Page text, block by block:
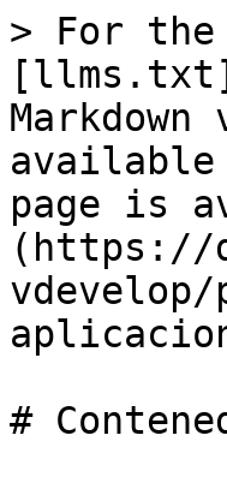
> For the
available
page is
(https://
#